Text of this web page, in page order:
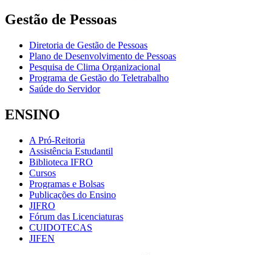
Gestão de Pessoas
Diretoria de Gestão de Pessoas
Plano de Desenvolvimento de Pessoas
Pesquisa de Clima Organizacional
Programa de Gestão do Teletrabalho
Saúde do Servidor
ENSINO
A Pró-Reitoria
Assistência Estudantil
Biblioteca IFRO
Cursos
Programas e Bolsas
Publicações do Ensino
JIFRO
Fórum das Licenciaturas
CUIDOTECAS
JIFEN